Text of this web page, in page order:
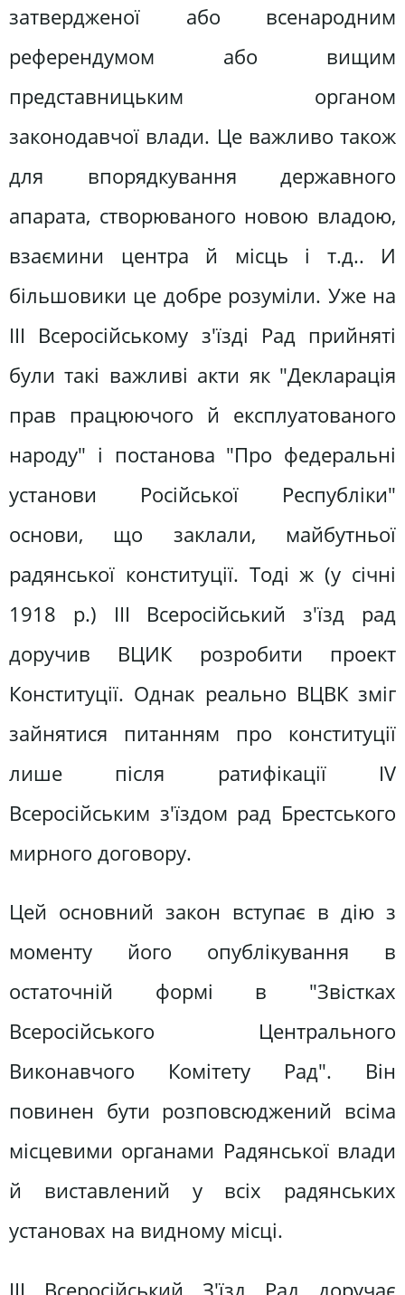
затвердженої або всенародним
референдумом або вищим
представницьким органом
законодавчої влади. Це важливо також
для впорядкування державного
апарата, створюваного новою владою,
взаємини центра й місць і т.д.. И
більшовики це добре розуміли. Уже на
ІІІ Всеросійському з'їзді Рад прийняті
були такі важливі акти як "Декларація
прав працюючого й експлуатованого
народу" і постанова "Про федеральні
установи Російської Республіки"
основи, що заклали, майбутньої
радянської конституції. Тоді ж (у січні
1918 р.) ІІІ Всеросійський з'їзд рад
доручив ВЦИК розробити проект
Конституції. Однак реально ВЦВК зміг
зайнятися питанням про конституції
лише після ратифікації ІV
Всеросійським з'їздом рад Брестського
мирного договору.
Цей основний закон вступає в дію з
моменту його опублікування в
остаточній формі в "Звістках
Всеросійського Центрального
Виконавчого Комітету Рад". Він
повинен бути розповсюджений всіма
місцевими органами Радянської влади
й виставлений у всіх радянських
установах на видному місці.